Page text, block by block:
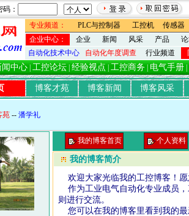
码：
专业频道：
PLC与控制器 工控机
传感器
企业中心：
企业 新闻 风采 产品
自动化技术中心
自动化年度调查 行业频道
闻中心 工控论坛 经验视点 工控商务 电气手册
博客才苑 博客新闻 博客风采
苑 -- 潘学礼
我的博客首页 个人资料
我的博客简介
欢迎大家光临我的工控博客！
作为工业电气自动化专业成员，
则进行交流。
您可以在我的博客里看到我的最